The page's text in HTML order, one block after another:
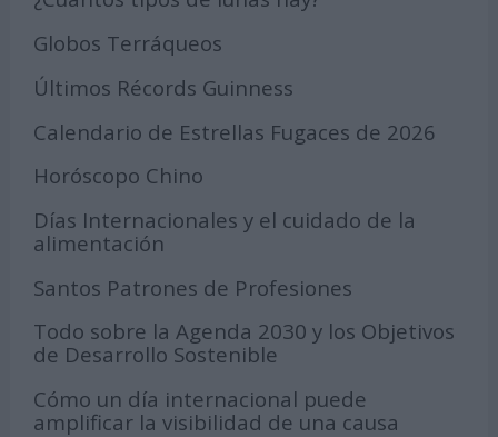
Globos Terráqueos
Últimos Récords Guinness
Calendario de Estrellas Fugaces de 2026
Horóscopo Chino
Días Internacionales y el cuidado de la
alimentación
Santos Patrones de Profesiones
Todo sobre la Agenda 2030 y los Objetivos
de Desarrollo Sostenible
Cómo un día internacional puede
amplificar la visibilidad de una causa